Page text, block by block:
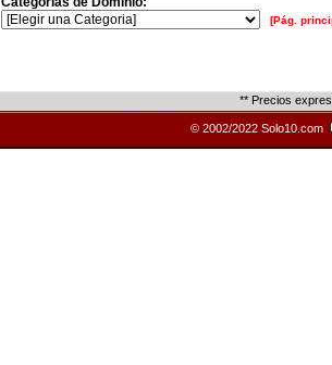
[Pág.
** Precios
© 2002/2022 Solo10.com